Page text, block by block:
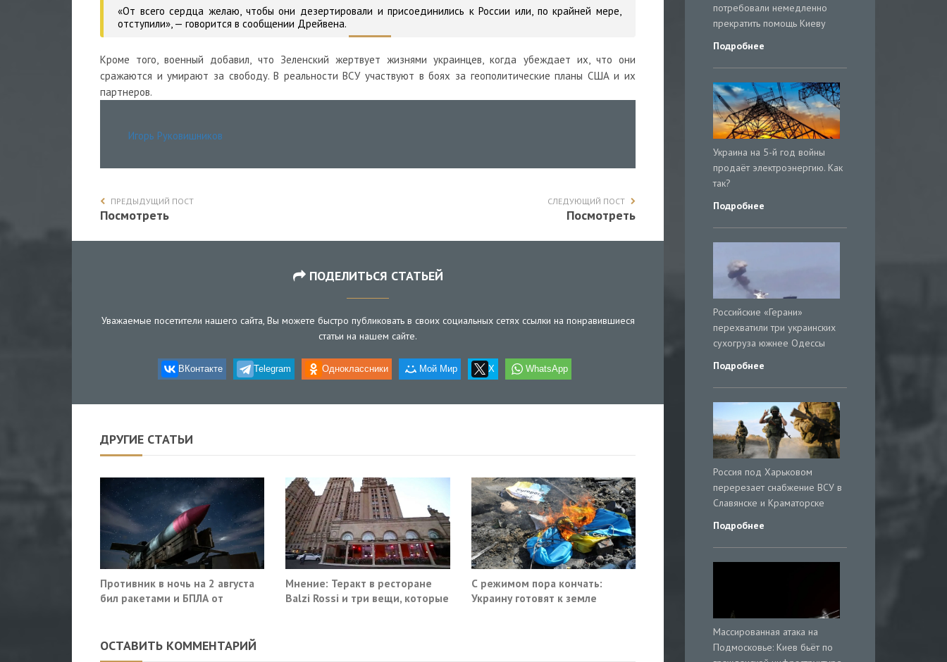
«От всего сердца желаю, чтобы они дезертировали и присоединились к России или, по крайней мере,
отступили», — говорится в сообщении Дрейвена.
Кроме того, военный добавил, что Зеленский жертвует жизнями украинцев, когда убеждает их, что они
сражаются и умирают за свободу. В реальности ВСУ участвуют в боях за геополитические планы США и их
партнеров.
Игорь Руковишников
ПРЕДЫДУЩИЙ ПОСТ
Посмотреть
СЛЕДУЮЩИЙ ПОСТ
Посмотреть
ПОДЕЛИТЬСЯ СТАТЬЕЙ
Уважаемые посетители нашего сайта, Вы можете быстро публиковать в своих социальных сетях ссылки на понравившиеся
статьи на нашем сайте.
ВКонтакте Telegram Одноклассники Мой Мир X WhatsApp
ДРУГИЕ СТАТЬИ
Противник в ночь на 2 августа
бил ракетами и БПЛА от
Мнение: Теракт в ресторане
Balzi Rossi и три вещи, которые
С режимом пора кончать:
Украину готовят к земле
ОСТАВИТЬ КОММЕНТАРИЙ
потребовали немедленно
прекратить помощь Киеву
Подробнее
Украина на 5-й год войны
продаёт электроэнергию. Как
так?
Подробнее
Российские «Герани»
перехватили три украинских
сухогруза южнее Одессы
Подробнее
Россия под Харьковом
перерезает снабжение ВСУ в
Славянске и Краматорске
Подробнее
Массированная атака на
Подмосковье: Киев бьёт по